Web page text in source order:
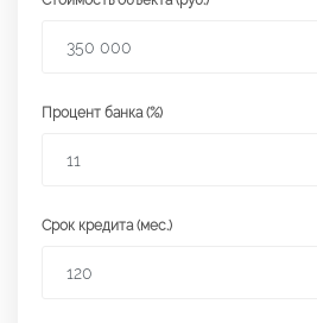
Процент банка (%)
Срок кредита (мес.)